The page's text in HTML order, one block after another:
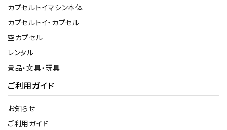
06-6282-7659
カプセルトイマシン本体
カプセルトイ・カプセル
空カプセル
レンタル
景品・文具・玩具
ご利用ガイド
お知らせ
ご利用ガイド